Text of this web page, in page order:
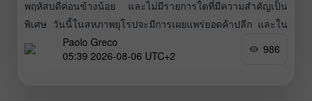
พฤหัสบดีค่อนข้างน้อย และไม่มีรายการใดที่มีความสำคัญเป็น
พิเศษ วันนี้ในสหภาพยุโรปจะมีการเผยแพร่ยอดค้าปลีก และใน
สหรัฐฯ จะมีตัวเลขผู้ขอรับสวัสดิการว่างงานรายสัปดาห์ครั้ง
แรก ทั้งสองรายงานถือเป็นข้อมูลรอง และในกรณีดีที่สุดก็อาจ
Paolo Greco
05:39 2026-08-06 UTC+2
986